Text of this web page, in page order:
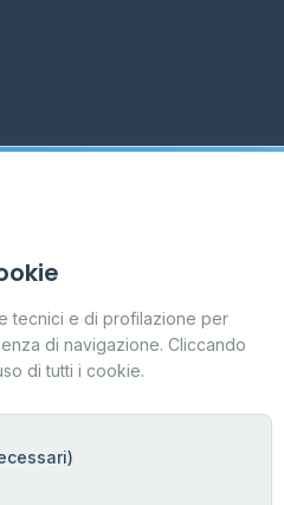
03859300364
Imprese e del Made in Italy
quotidiano
tecnici e di profilazione per
di navigazione. Cliccando
di tutti i cookie.